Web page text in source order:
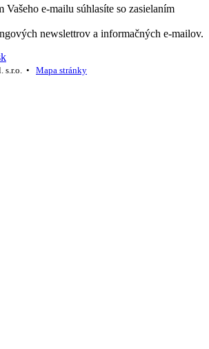
Vašeho e-mailu súhlasíte so zasielaním
newslettrov a informačných e-mailov.
s.r.o. • Mapa stránky